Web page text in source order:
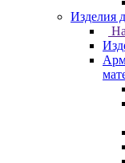
Изделия